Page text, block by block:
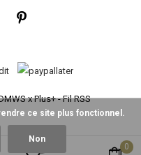
xPlus+-Fil RSS
0
ce site plus fonctionnel.
Non